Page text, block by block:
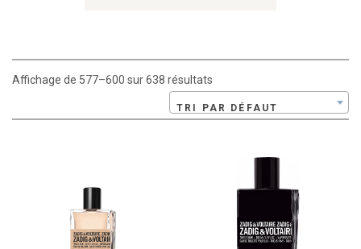
Affichage de 577–600 sur 638 résultats
TRI PAR DÉFAUT